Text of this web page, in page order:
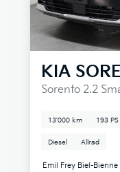
KIA
Sorento 2.2
13'000 km 193 PS
Diesel Allrad
Emil Frey Biel-Bienne